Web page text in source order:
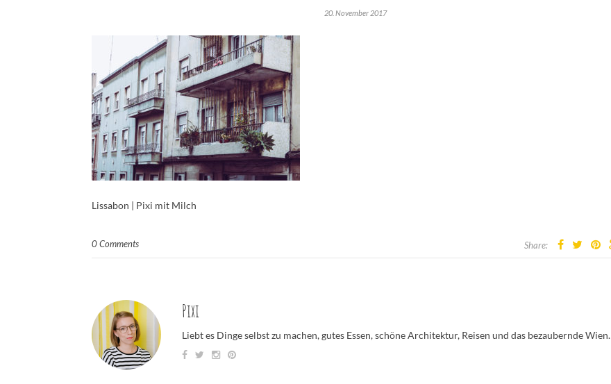
20. November 2017
Lissabon | Pixi mit Milch
0 Comments Share:
Pixi
Liebt es Dinge selbst zu machen, gutes Essen, schöne Architektur, Reisen und das bezaubernde Wien.